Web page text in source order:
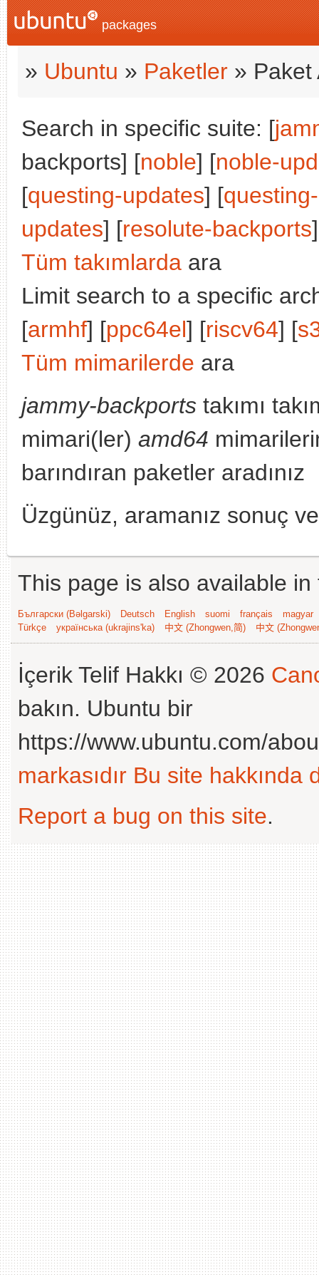
packages
» Ubuntu » Paketler » Paket
Search in specific suite: [
backports] [noble] [noble-
[questing-updates] [
updates] [resolute-backports
Tüm takımlarda ara
Limit search to a specific
[armhf] [ppc64el] [riscv64] [
Tüm mimarilerde ara
jammy-backports takımı
mimari(ler) amd64
barındıran paketler aradınız
Üzgünüz, aramanız sonuç
This page is also available
Български (Bəlgarski) Deutsch English suomi français
magyar
Türkçe
українська (ukrajins'ka) 中文 (Zhongwen,简) 中文
İçerik Telif Hakkı © 2026
bakın. Ubuntu bir
https://www.ubuntu.com/
markasıdır Bu site hakkında
Report a bug on this site.